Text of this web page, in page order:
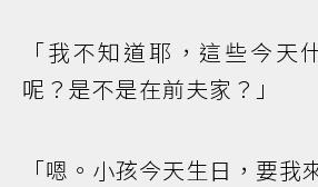
「我不知道耶，這些今天
呢？是不是在前夫家？」
「嗯。小孩今天生日，要我